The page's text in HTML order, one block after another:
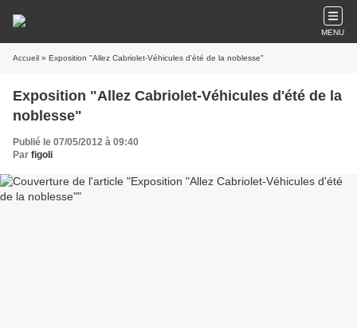
MENU
Accueil » Exposition "Allez Cabriolet-Véhicules d'été de la noblesse"
Exposition "Allez Cabriolet-Véhicules d'été de la
noblesse"
Publié le 07/05/2012 à 09:40
Par figoli